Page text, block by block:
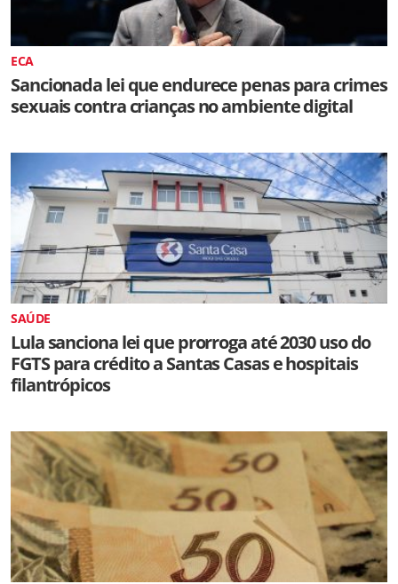
ECA
Sancionada lei que endurece penas para crimes
sexuais contra crianças no ambiente digital
SAÚDE
Lula sanciona lei que prorroga até 2030 uso do
FGTS para crédito a Santas Casas e hospitais
filantrópicos